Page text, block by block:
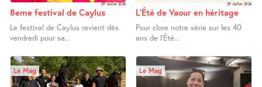
29 Juillet 2026
8eme festival de Caylus
Le festival de Caylus revient dès
vendredi pour sa...
29 Juillet 2026
L’Été de Vaour en héritage
Pour clore notre série sur les 40
ans de l’Été...
Le Mag Le Mag